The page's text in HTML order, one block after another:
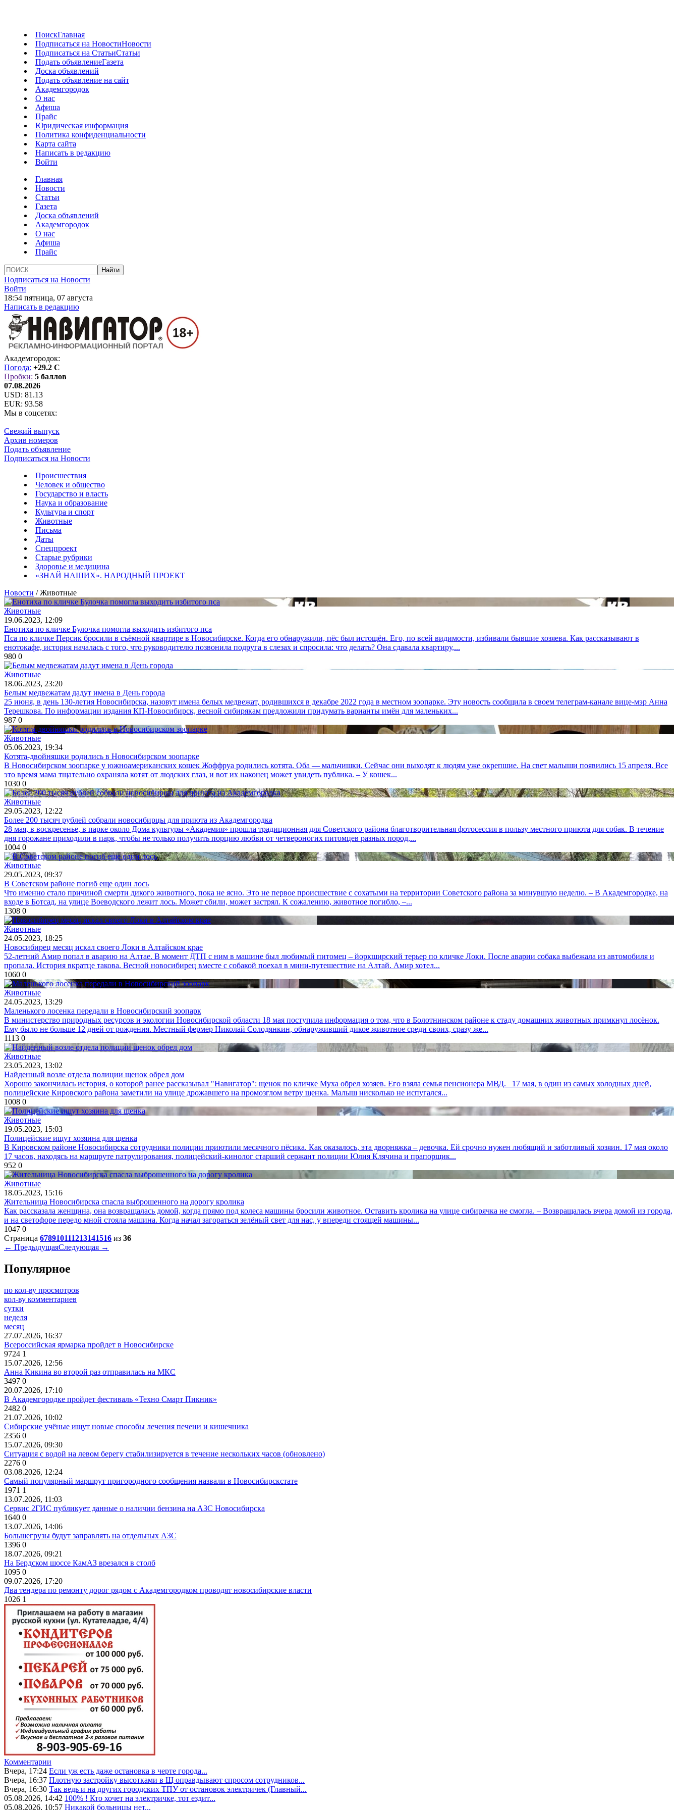
ПоискГлавная
Подписаться на НовостиНовости
Подписаться на СтатьиСтатьи
Подать объявлениеГазета
Доска объявлений
Подать объявление на сайт
Академгородок
О нас
Афиша
Прайс
Юридическая информация
Политика конфиденциальности
Карта сайта
Написать в редакцию
Войти
Главная
Новости
Статьи
Газета
Доска объявлений
Академгородок
О нас
Афиша
Прайс
Подписаться на Новости
Войти
18:54 пятница, 07 августа
Написать в редакцию
Академгородок:
Погода: +29.2 C
Пробки: 5 баллов
07.08.2026
USD: 81.13
EUR: 93.58
Мы в соцсетях:
Свежий выпуск
Архив номеров
Подать объявление
Подписаться на Новости
Происшествия
Человек и общество
Государство и власть
Наука и образование
Культура и спорт
Животные
Письма
Даты
Спецпроект
Старые рубрики
Здоровье и медицина
«ЗНАЙ НАШИХ». НАРОДНЫЙ ПРОЕКТ
Новости / Животные
Животные
19.06.2023, 12:09
Енотиха по кличке Булочка помогла выходить избитого пса
Пса по кличке Персик бросили в съёмной квартире в Новосибирске. Когда его обнаружили, пёс был истощён. Его, по всей видимости, избивали бывшие хозяева. Как рассказывают в
енотокафе, история началась с того, что руководителю позвонила подруга в слезах и спросила: что делать? Она сдавала квартиру,...
980 0
Животные
18.06.2023, 23:20
Белым медвежатам дадут имена в День города
25 июня, в день 130-летия Новосибирска, назовут имена белых медвежат, родившихся в декабре 2022 года в местном зоопарке. Эту новость сообщила в своем телеграм-канале вице-мэр Анна
Терешкова. По информации издания КП-Новосибирск, весной сибирякам предложили придумать варианты имён для маленьких...
987 0
Животные
05.06.2023, 19:34
Котята-двойняшки родились в Новосибирском зоопарке
В Новосибирском зоопарке у южноамериканских кошек Жоффруа родились котята. Оба — мальчишки. Сейчас они выходят к людям уже окрепшие. На свет малыши появились 15 апреля. Все
это время мама тщательно охраняла котят от людских глаз, и вот их наконец может увидеть публика. – У кошек...
1030 0
Животные
29.05.2023, 12:22
Более 200 тысяч рублей собрали новосибирцы для приюта из Академгородка
28 мая, в воскресенье, в парке около Дома культуры «Академия» прошла традиционная для Советского района благотворительная фотосессия в пользу местного приюта для собак. В течение
дня горожане приходили в парк, чтобы не только получить порцию любви от четвероногих питомцев разных пород,...
1004 0
Животные
29.05.2023, 09:37
В Советском районе погиб еще один лось
Что именно стало причиной смерти дикого животного, пока не ясно. Это не первое происшествие с сохатыми на территории Советского района за минувшую неделю. – В Академгородке, на
входе в Ботсад, на улице Воеводского лежит лось. Может сбили, может застрял. К сожалению, животное погибло, –...
1308 0
Животные
24.05.2023, 18:25
Новосибирец месяц искал своего Локи в Алтайском крае
52-летний Амир попал в аварию на Алтае. В момент ДТП с ним в машине был любимый питомец – йоркширский терьер по кличке Локи. После аварии собака выбежала из автомобиля и
пропала. История вкратце такова. Весной новосибирец вместе с собакой поехал в мини-путешествие на Алтай. Амир хотел...
1060 0
Животные
24.05.2023, 13:29
Маленького лосенка передали в Новосибирский зоопарк
В министерство природных ресурсов и экологии Новосибирской области 18 мая поступила информация о том, что в Болотнинском районе к стаду домашних животных примкнул лосёнок.
Ему было не больше 12 дней от рождения. Местный фермер Николай Солодянкин, обнаруживший дикое животное среди своих, сразу же...
1113 0
Животные
23.05.2023, 13:02
Найденный возле отдела полиции щенок обрел дом
Хорошо закончилась история, о которой ранее рассказывал "Навигатор": щенок по кличке Муха обрел хозяев. Его взяла семья пенсионера МВД. 17 мая, в один из самых холодных дней,
полицейские Кировского района заметили на улице дрожавшего на промозглом ветру щенка. Малыш нисколько не испугался...
1008 0
Животные
19.05.2023, 15:03
Полицейские ищут хозяина для щенка
В Кировском районе Новосибирска сотрудники полиции приютили месячного пёсика. Как оказалось, эта дворняжка – девочка. Ей срочно нужен любящий и заботливый хозяин. 17 мая около
17 часов, находясь на маршруте патрулирования, полицейский-кинолог старший сержант полиции Юлия Клячина и прапорщик...
952 0
Животные
18.05.2023, 15:16
Жительница Новосибирска спасла выброшенного на дорогу кролика
Как рассказала женщина, она возвращалась домой, когда прямо под колеса машины бросили животное. Оставить кролика на улице сибирячка не смогла. – Возвращалась вчера домой из города,
и на светофоре передо мной стояла машина. Когда начал загораться зелёный свет для нас, у впереди стоящей машины...
1047 0
Страница 678910111213141516 из 36
← ПредыдущаяСледующая →
Популярное
по кол-ву просмотров
кол-ву комментариев
сутки
неделя
месяц
27.07.2026, 16:37
Всероссийская ярмарка пройдет в Новосибирске
9724 1
15.07.2026, 12:56
Анна Кикина во второй раз отправилась на МКС
3497 0
20.07.2026, 17:10
В Академгородке пройдет фестиваль «Техно Смарт Пикник»
2482 0
21.07.2026, 10:02
Сибирские учёные ищут новые способы лечения печени и кишечника
2356 0
15.07.2026, 09:30
Ситуация с водой на левом берегу стабилизируется в течение нескольких часов (обновлено)
2276 0
03.08.2026, 12:24
Самый популярный маршрут пригородного сообщения назвали в Новосибирскстате
1971 1
13.07.2026, 11:03
Сервис 2ГИС публикует данные о наличии бензина на АЗС Новосибирска
1640 0
13.07.2026, 14:06
Большегрузы будут заправлять на отдельных АЗС
1396 0
18.07.2026, 09:21
На Бердском шоссе КамАЗ врезался в столб
1095 0
09.07.2026, 17:20
Два тендера по ремонту дорог рядом с Академгородком проводят новосибирские власти
1026 1
Комментарии
Вчера, 17:24 Если уж есть даже остановка в черте города...
Вчера, 16:37 Плотную застройку высотками в Щ оправдывают спросом сотрудников...
Вчера, 16:30 Так ведь и на других городских ТПУ от остановок электричек (Главный...
05.08.2026, 14:42 100% ! Кто хочет на электричке, тот ездит...
05.08.2026, 10:57 Никакой больницы нет...